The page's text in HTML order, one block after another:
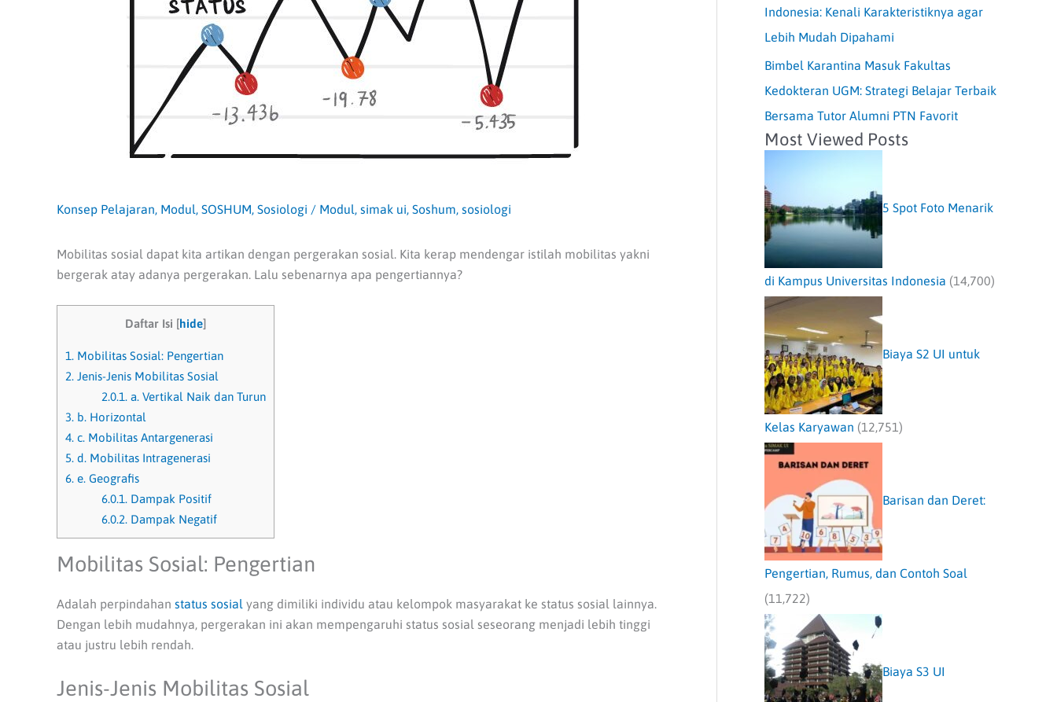
Konsep Pelajaran, Modul, SOSHUM, Sosiologi / Modul, simak ui, Soshum, sosiologi
Mobilitas sosial dapat kita artikan dengan pergerakan sosial. Kita kerap mendengar istilah mobilitas yakni
bergerak atay adanya pergerakan. Lalu sebenarnya apa pengertiannya?
Daftar Isi [hide]
1. Mobilitas Sosial: Pengertian
2. Jenis-Jenis Mobilitas Sosial
2.0.1.a. Vertikal Naik dan Turun
3. b. Horizontal
4. c. Mobilitas Antargenerasi
5. d. Mobilitas Intragenerasi
6. e. Geografis
6.0.1.Dampak Positif
6.0.2.Dampak Negatif
Mobilitas Sosial: Pengertian
Adalah perpindahan status sosial yang dimiliki individu atau kelompok masyarakat ke status sosial lainnya.
Dengan lebih mudahnya, pergerakan ini akan mempengaruhi status sosial seseorang menjadi lebih tinggi
atau justru lebih rendah.
Jenis-Jenis Mobilitas Sosial
Indonesia: Kenali Karakteristiknya agar
Lebih Mudah Dipahami
Bimbel Karantina Masuk Fakultas
Kedokteran UGM: Strategi Belajar Terbaik
Bersama Tutor Alumni PTN Favorit
Most Viewed Posts
5 Spot Foto Menarik
di Kampus Universitas Indonesia (14,700)
Biaya S2 UI untuk
Kelas Karyawan (12,751)
Barisan dan Deret:
Pengertian, Rumus, dan Contoh Soal
(11,722)
Biaya S3 UI